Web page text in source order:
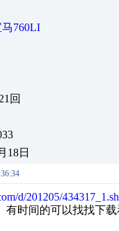
760LI
回
18日
d/201205/
时间的可以找找下载